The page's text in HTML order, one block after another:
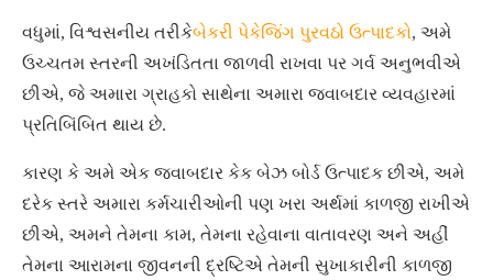
વધુમાં, વિશ્વસનીય તરીકેબેકરી પેકેજિંગ પુરવઠો ઉત્પાદકો, અમે
ઉચ્ચતમ સ્તરની અખંડિતતા જાળવી રાખવા પર ગર્વ અનુભવીએ
છીએ, જે અમારા ગ્રાહકો સાથેના અમારા જવાબદાર વ્યવહારમાં
પ્રતિબિંબિત થાય છે.
કારણ કે અમે એક જવાબદાર કેક બેઝ બોર્ડ ઉત્પાદક છીએ, અમે
દરેક સ્તરે અમારા કર્મચારીઓની પણ ખરા અર્થમાં કાળજી રાખીએ
છીએ, અમને તેમના કામ, તેમના રહેવાના વાતાવરણ અને અહીં
તેમના આરામના જીવનની દ્રષ્ટિએ તેમની સુખાકારીની કાળજી